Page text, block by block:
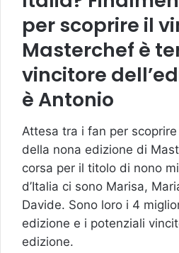
per scoprire il
Masterchef è
vincitore
è Antonio
Attesa tra i fan per
della nona edizione di
corsa per il titolo di nono
d’Italia ci sono Marisa,
Davide. Sono loro i 4
edizione e i potenziali
edizione.